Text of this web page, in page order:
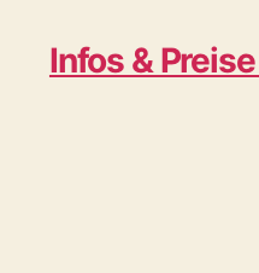
Infos &